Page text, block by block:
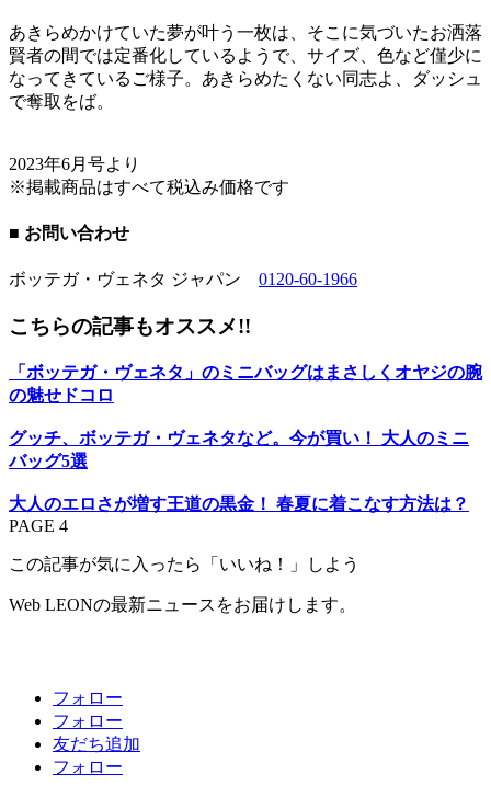
あきらめかけていた夢が叶う一枚は、そこに気づいたお洒落
賢者の間では定番化しているようで、サイズ、色など僅少に
なってきているご様子。あきらめたくない同志よ、ダッシュ
で奪取をば。
2023年6月号より
※掲載商品はすべて税込み価格です
■ お問い合わせ
ボッテガ・ヴェネタ ジャパン 0120-60-1966
こちらの記事もオススメ!!
「ボッテガ・ヴェネタ」のミニバッグはまさしくオヤジの腕
の魅せドコロ
グッチ、ボッテガ・ヴェネタなど。今が買い！ 大人のミニ
バッグ5選
大人のエロさが増す王道の黒金！ 春夏に着こなす方法は？
PAGE 4
この記事が気に入ったら「いいね！」しよう
Web LEONの最新ニュースをお届けします。
フォロー
フォロー
友だち追加
フォロー